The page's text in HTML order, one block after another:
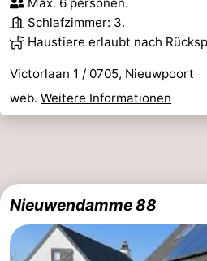
Schlafzimmer: 3.
Haustiere erlaubt nach
Victorlaan 1 / 0705, Nieuwpoort
web. Weitere Informationen
Nieuwendamme 88